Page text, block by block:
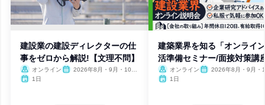
建設業の建設ディレクターの仕
事をゼロから解説!【文理不問】
オンライン
2026年8月・9月・10
1日
建築業界を知る「オンライ
活準備セミナー/面接対策講
オンライン
2026年8月・9月・
1日